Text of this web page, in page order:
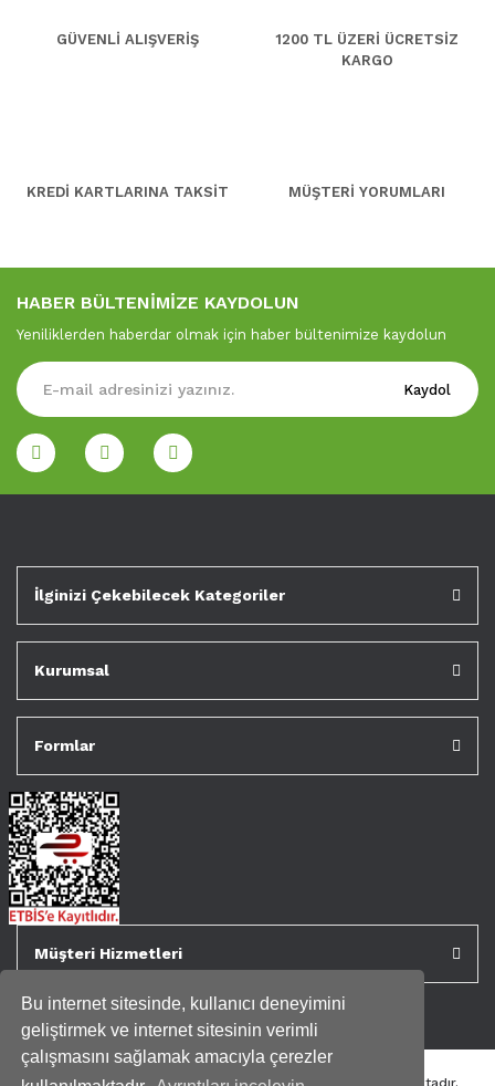
Bu internet sitesinde, kullanıcı deneyimini
geliştirmek ve internet sitesinin verimli
çalışmasını sağlamak amacıyla çerezler
GÜVENLİ ALIŞVERİŞ
1200 TL ÜZERİ ÜCRETSİZ
KARGO
KREDİ KARTLARINA TAKSİT MÜŞTERİ YORUMLARI
HABER BÜLTENİMİZE KAYDOLUN
Yeniliklerden haberdar olmak için haber bültenimize kaydolun
Kaydol
İlginizi Çekebilecek Kategoriler
Kurumsal
Formlar
Müşteri Hizmetleri
Tüm kredi kartı bilgileriniz 256bit SSL Sertifikası ile korunmaktadır.